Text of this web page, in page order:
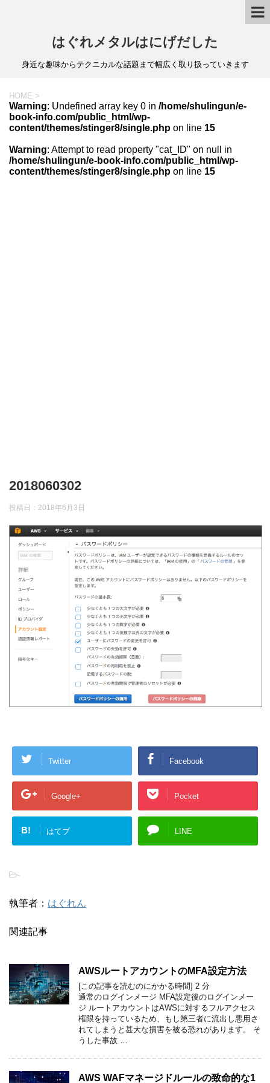
はぐれメタルはにげだした
身近な趣味からテクニカルな話題まで幅広く取り扱っていきます
HOME >
Warning: Undefined array key 0 in /home/shulingun/e-
book-info.com/public_html/wp-
content/themes/stinger8/single.php on line 15
Warning: Attempt to read property "cat_ID" on null in
/home/shulingun/e-book-info.com/public_html/wp-
content/themes/stinger8/single.php on line 15
2018060302
投稿日： 2018年6月3日
Twitter Facebook
Google+ Pocket
B! はてブ LINE
-
執筆者： はぐれん
関連記事
AWSルートアカウントのMFA設定方法
[この記事を読むのにかかる時間] 2 分
通常のログインメージ MFA設定後のログインメー
ジ ルートアカウントはAWSに対するフルアクセス
権限を持っているため、もし第三者に流出し悪用さ
れてしまうと甚大な損害を被る恐れがあります。 そ
うした事故 …
AWS WAFマネージドルールの致命的な1